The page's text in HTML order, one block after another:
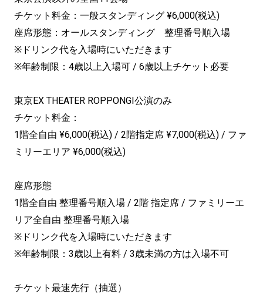
チケット料金：一般スタンディング ¥6,000(税込)
座席形態：オールスタンディング 整理番号順入場
※ドリンク代を入場時にいただきます
※年齢制限：4歳以上入場可 / 6歳以上チケット必要
東京EX THEATER ROPPONGI公演のみ
チケット料金：
1階全自由 ¥6,000(税込) / 2階指定席 ¥7,000(税込) / ファ
ミリーエリア ¥6,000(税込)
座席形態
1階全自由 整理番号順入場 / 2階 指定席 / ファミリーエ
リア全自由 整理番号順入場
※ドリンク代を入場時にいただきます
※年齢制限：3歳以上有料 / 3歳未満の方は入場不可
チケット最速先行（抽選）